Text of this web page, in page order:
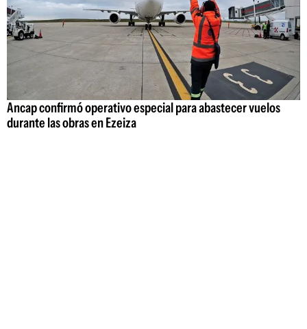
Ancap confirmó operativo especial para abastecer vuelos
durante las obras en Ezeiza